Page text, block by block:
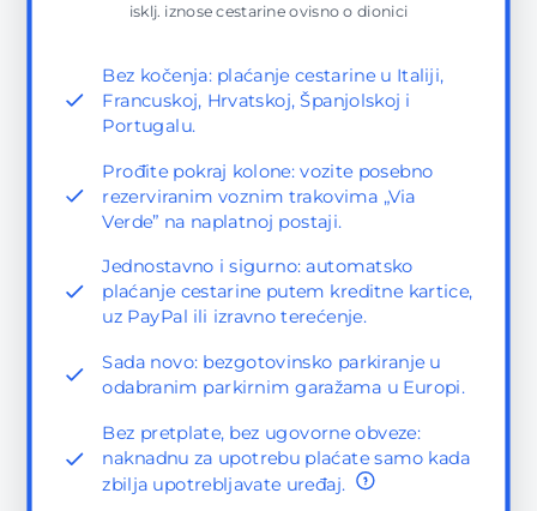
isklj. iznose cestarine ovisno o dionici
Bez kočenja: plaćanje cestarine u Italiji,
Francuskoj, Hrvatskoj, Španjolskoj i
Portugalu.
Prođite pokraj kolone: vozite posebno
rezerviranim voznim trakovima „Via
Verde” na naplatnoj postaji.
Jednostavno i sigurno: automatsko
plaćanje cestarine putem kreditne kartice,
uz PayPal ili izravno terećenje.
Sada novo: bezgotovinsko parkiranje u
odabranim parkirnim garažama u Europi.
Bez pretplate, bez ugovorne obveze:
naknadnu za upotrebu plaćate samo kada
zbilja upotrebljavate uređaj.